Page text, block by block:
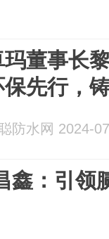
玛董事长
保先行，
防水网 2024-
鑫：引领